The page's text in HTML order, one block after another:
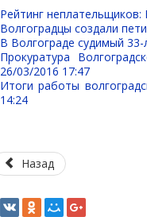
Рейтинг неплательщиков:
Волгоградцы создали
В Волгограде судимый
Прокуратура
26/03/2016 17:47
Итоги работы
14:24
Назад